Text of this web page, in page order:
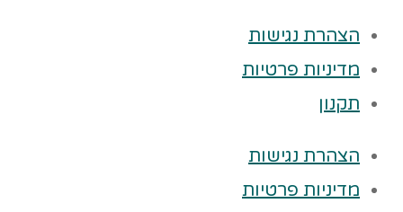
הצהרת נגישות
מדיניות פרטיות
תקנון
הצהרת נגישות
מדיניות פרטיות